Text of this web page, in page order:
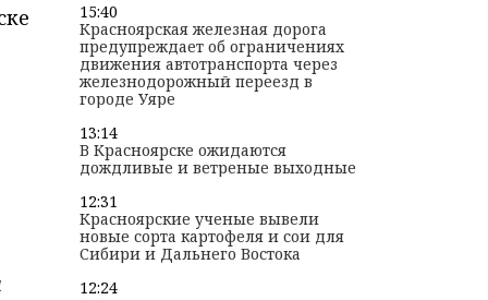
15:40
Красноярская железная дорога
предупреждает об ограничениях
движения автотранспорта через
железнодорожный переезд в
городе Уяре
13:14
В Красноярске ожидаются
дождливые и ветреные выходные
12:31
Красноярские ученые вывели
новые сорта картофеля и сои для
Сибири и Дальнего Востока
12:24